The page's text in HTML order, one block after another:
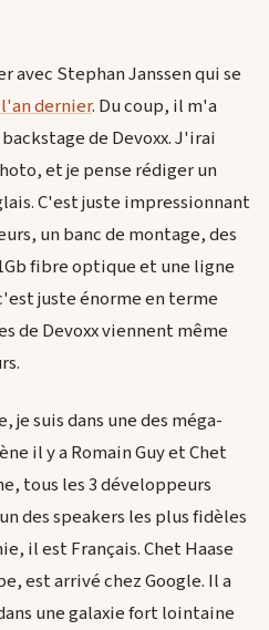
avec Stephan Janssen qui se
dernier. Du coup, il m'a
de Devoxx. J'irai
et je pense rédiger un
C'est juste impressionnant
un banc de montage, des
fibre optique et une ligne
juste énorme en terme
de Devoxx viennent même
je suis dans une des méga-
il y a Romain Guy et Chet
tous les 3 développeurs
des speakers les plus fidèles
il est Français. Chet Haase
est arrivé chez Google. Il a
une galaxie fort lointaine